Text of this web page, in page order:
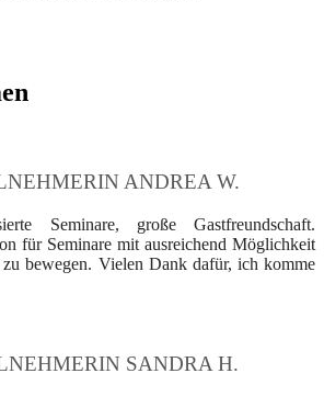
ANDREA W.
Seminare, große Gastfreundschaft.
für Seminare mit ausreichend Möglichkeit
bewegen. Vielen Dank dafür, ich komme
SANDRA H.